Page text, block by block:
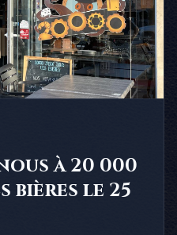
à 20 000
bières le 25